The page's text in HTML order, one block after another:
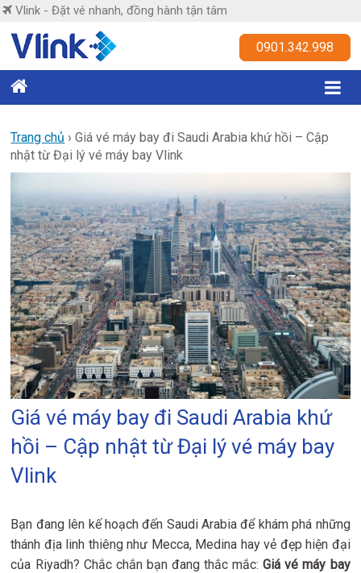
Skip
content
Vlink - Đặt vé nhanh, đồng hành tận tâm
Vlink
nhanh,
đồng
hành
tận
tâm
0901.342.998
Trang chủ ›Giá vé máy bay đi Saudi Arabia khứ hồi – Cập
nhật từ Đại lý vé máy bay Vlink
Giá vé máy bay đi Saudi Arabia khứ
hồi – Cập nhật từ Đại lý vé máy bay
Vlink
Bạn đang lên kế hoạch đến Saudi Arabia để khám phá những
thánh địa linh thiêng như Mecca, Medina hay vẻ đẹp hiện đại
của Riyadh? Chắc chắn bạn đang thắc mắc:Giá vé máy bay